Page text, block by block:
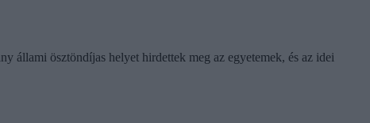
állami ösztöndíjas helyet hirdettek meg az egyetemek, és az idei